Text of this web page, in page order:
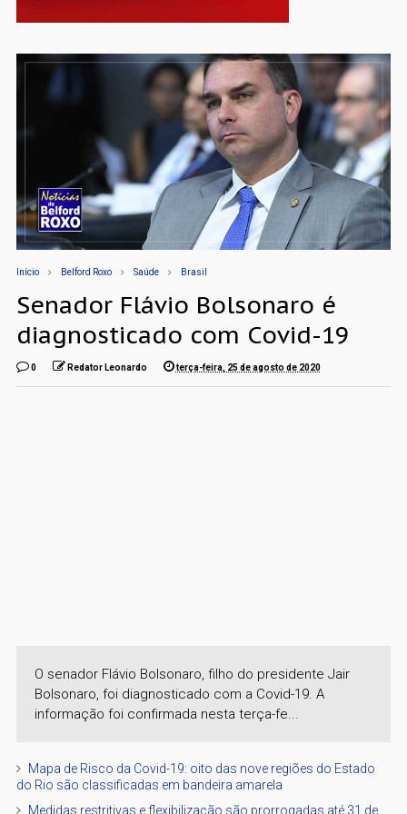
Início Belford Roxo Saúde Brasil
Senador Flávio Bolsonaro é
diagnosticado com Covid-19
0 Redator Leonardo terça-feira, 25 de agosto de 2020
O senador Flávio Bolsonaro, filho do presidente Jair
Bolsonaro, foi diagnosticado com a Covid-19. A
informação foi confirmada nesta terça-fe...
Mapa de Risco da Covid-19: oito das nove regiões do Estado
do Rio são classificadas em bandeira amarela
Medidas restritivas e flexibilização são prorrogadas até 31 de